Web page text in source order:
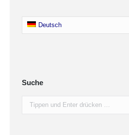
Deutsch
Suche
Search: